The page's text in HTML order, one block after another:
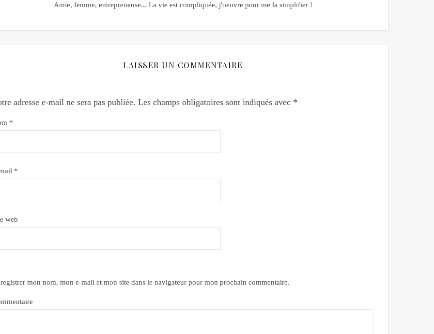
Amie, femme, entrepreneuse... La vie est compliquée, j'oeuvre pour me la simplifier !
LAISSER UN COMMENTAIRE
adresse e-mail ne sera pas publiée. Les champs obligatoires sont indiqués avec *
*
*
web
mon nom, mon e-mail et mon site dans le navigateur pour mon prochain commentaire.